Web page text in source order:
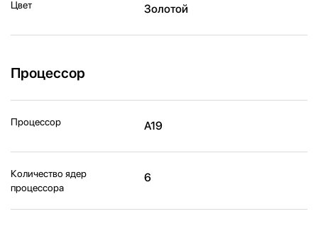
Цвет Золотой
Процессор
Процессор A19
Количество ядер
процессора
6